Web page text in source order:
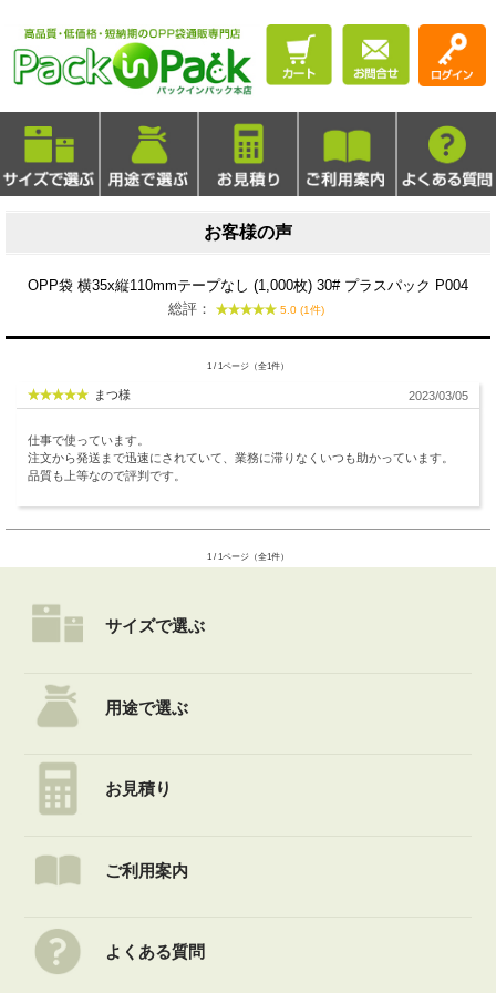
お客様の声
OPP袋 横35x縦110mmテープなし (1,000枚) 30# プラスパック P004
総評：
5.0 (1件)
1 / 1ページ（全1件）
まつ様 2023/03/05
仕事で使っています。
注文から発送まで迅速にされていて、業務に滞りなくいつも助かっています。
品質も上等なので評判です。
1 / 1ページ（全1件）
サイズで選ぶ
用途で選ぶ
お見積り
ご利用案内
よくある質問